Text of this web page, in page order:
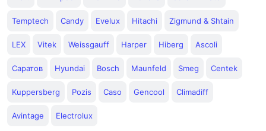
Temptech Candy Evelux Hitachi Zigmund & Shtain
LEX Vitek Weissgauff Harper Hiberg Ascoli
Саратов Hyundai Bosch Maunfeld Smeg Centek
Kuppersberg Pozis Caso Gencool Climadiff
Avintage Electrolux